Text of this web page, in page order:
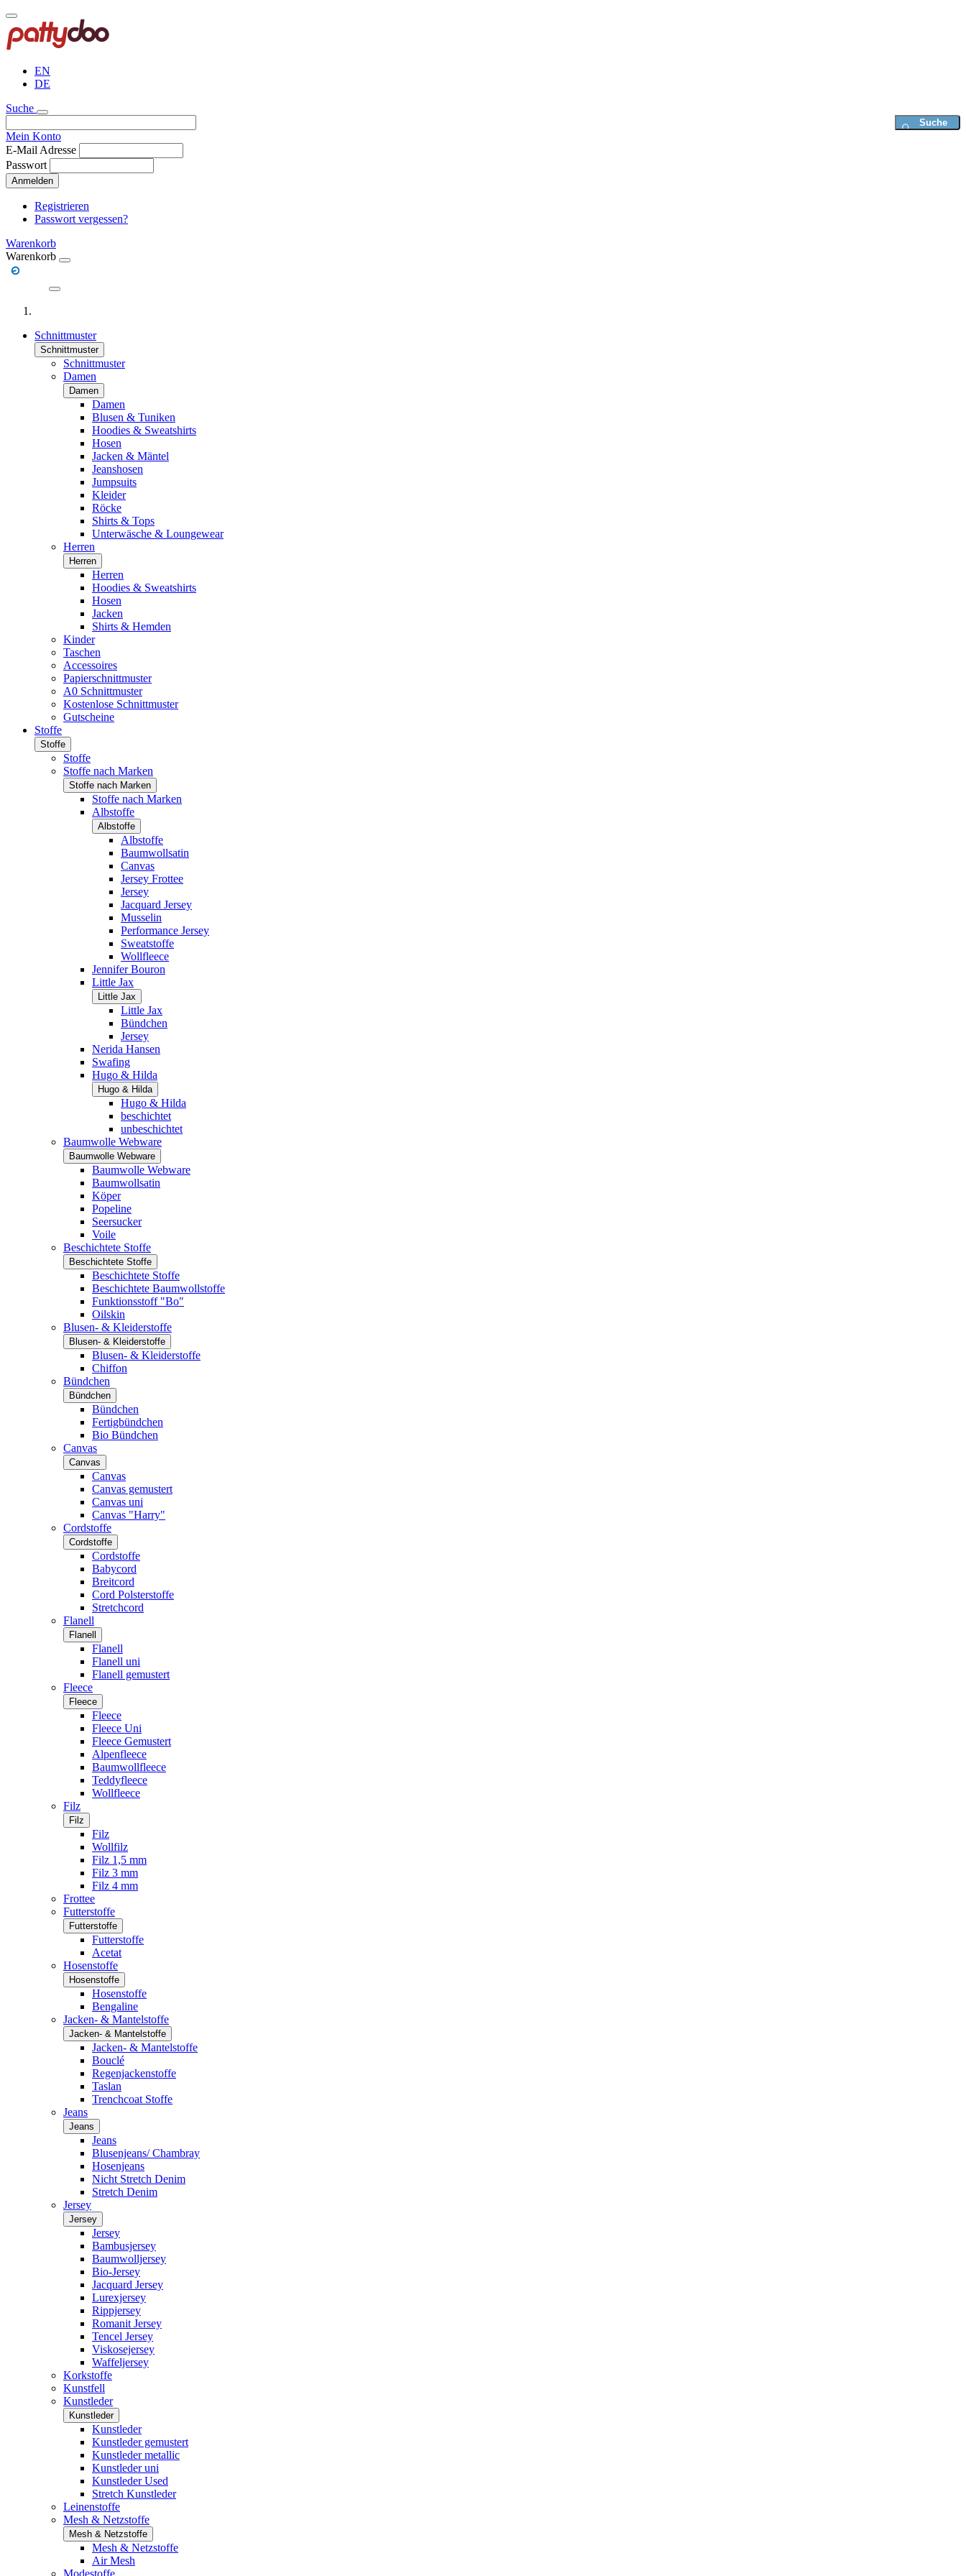
Direkt
zum
Inhalt
EN
DE
Suche
Mein Konto
E-Mail Adresse
Passwort
Anmelden
Registrieren
Passwort vergessen?
Warenkorb
Warenkorb
Schnittmuster
Schnittmuster
Schnittmuster
Damen
Damen
Damen
Blusen & Tuniken
Hoodies & Sweatshirts
Hosen
Jacken & Mäntel
Jeanshosen
Jumpsuits
Kleider
Röcke
Shirts & Tops
Unterwäsche & Loungewear
Herren
Herren
Herren
Hoodies & Sweatshirts
Hosen
Jacken
Shirts & Hemden
Kinder
Taschen
Accessoires
Papierschnittmuster
A0 Schnittmuster
Kostenlose Schnittmuster
Gutscheine
Stoffe
Stoffe
Stoffe
Stoffe nach Marken
Stoffe nach Marken
Stoffe nach Marken
Albstoffe
Albstoffe
Albstoffe
Baumwollsatin
Canvas
Jersey Frottee
Jersey
Jacquard Jersey
Musselin
Performance Jersey
Sweatstoffe
Wollfleece
Jennifer Bouron
Little Jax
Little Jax
Little Jax
Bündchen
Jersey
Nerida Hansen
Swafing
Hugo & Hilda
Hugo & Hilda
Hugo & Hilda
beschichtet
unbeschichtet
Baumwolle Webware
Baumwolle Webware
Baumwolle Webware
Baumwollsatin
Köper
Popeline
Seersucker
Voile
Beschichtete Stoffe
Beschichtete Stoffe
Beschichtete Stoffe
Beschichtete Baumwollstoffe
Funktionsstoff "Bo"
Oilskin
Blusen- & Kleiderstoffe
Blusen- & Kleiderstoffe
Blusen- & Kleiderstoffe
Chiffon
Bündchen
Bündchen
Bündchen
Fertigbündchen
Bio Bündchen
Canvas
Canvas
Canvas
Canvas gemustert
Canvas uni
Canvas "Harry"
Cordstoffe
Cordstoffe
Cordstoffe
Babycord
Breitcord
Cord Polsterstoffe
Stretchcord
Flanell
Flanell
Flanell
Flanell uni
Flanell gemustert
Fleece
Fleece
Fleece
Fleece Uni
Fleece Gemustert
Alpenfleece
Baumwollfleece
Teddyfleece
Wollfleece
Filz
Filz
Filz
Wollfilz
Filz 1,5 mm
Filz 3 mm
Filz 4 mm
Frottee
Futterstoffe
Futterstoffe
Futterstoffe
Acetat
Hosenstoffe
Hosenstoffe
Hosenstoffe
Bengaline
Jacken- & Mantelstoffe
Jacken- & Mantelstoffe
Jacken- & Mantelstoffe
Bouclé
Regenjackenstoffe
Taslan
Trenchcoat Stoffe
Jeans
Jeans
Jeans
Blusenjeans/ Chambray
Hosenjeans
Nicht Stretch Denim
Stretch Denim
Jersey
Jersey
Jersey
Bambusjersey
Baumwolljersey
Bio-Jersey
Jacquard Jersey
Lurexjersey
Rippjersey
Romanit Jersey
Tencel Jersey
Viskosejersey
Waffeljersey
Korkstoffe
Kunstfell
Kunstleder
Kunstleder
Kunstleder
Kunstleder gemustert
Kunstleder metallic
Kunstleder uni
Kunstleder Used
Stretch Kunstleder
Leinenstoffe
Mesh & Netzstoffe
Mesh & Netzstoffe
Mesh & Netzstoffe
Air Mesh
Modestoffe